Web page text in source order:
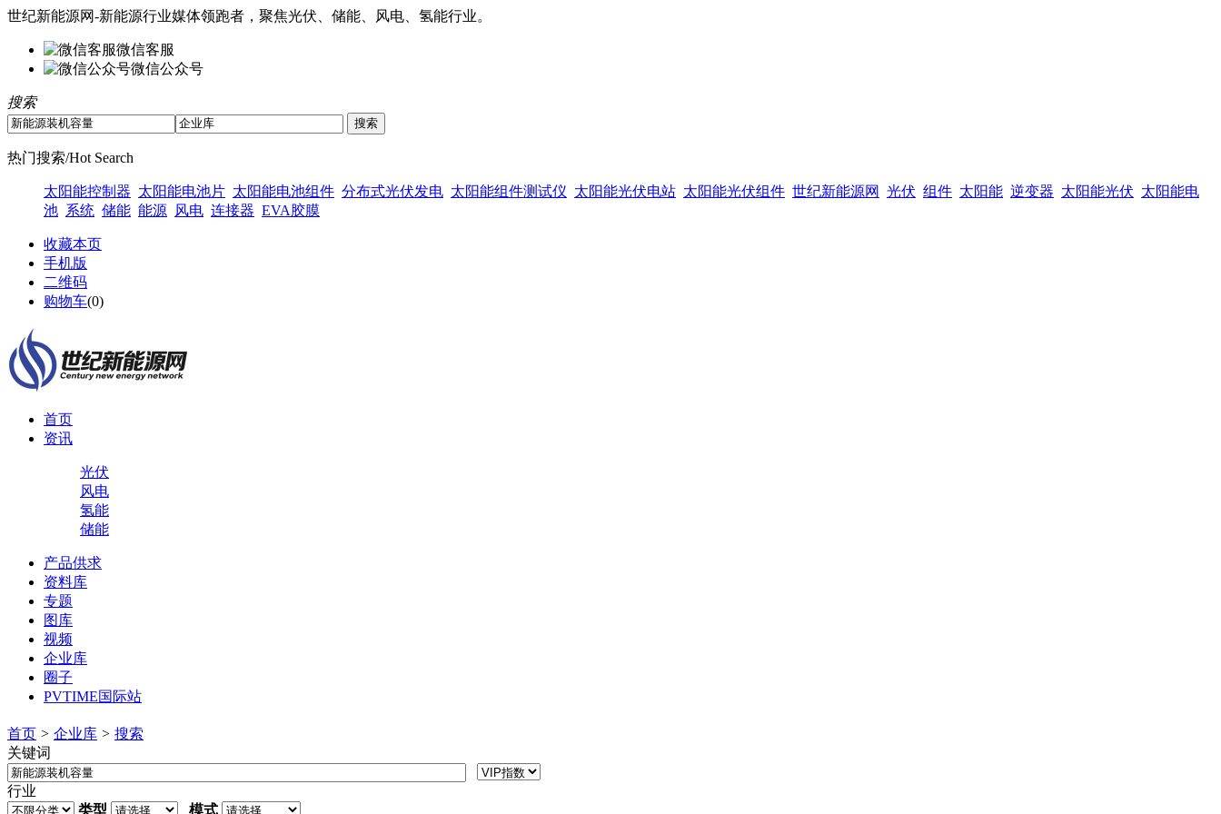
世纪新能源网-新能源行业媒体领跑者，聚焦光伏、储能、风电、氢能行业。
微信客服
微信公众号
搜索
热门搜索/Hot Search
太阳能控制器 太阳能电池片 太阳能电池组件 分布式光伏发电 太阳能组件测试仪 太阳能光伏电站 太阳能光伏组件 世纪新能源网 光伏 组件 太阳能 逆变器 太阳能光伏 太阳能电
池 系统 储能 能源 风电 连接器 EVA胶膜
收藏本页
手机版
二维码
购物车(0)
首页
资讯
光伏
风电
氢能
储能
产品供求
资料库
专题
图库
视频
企业库
圈子
PVTIME国际站
首页 > 企业库 > 搜索
关键词
行业
类型
模式